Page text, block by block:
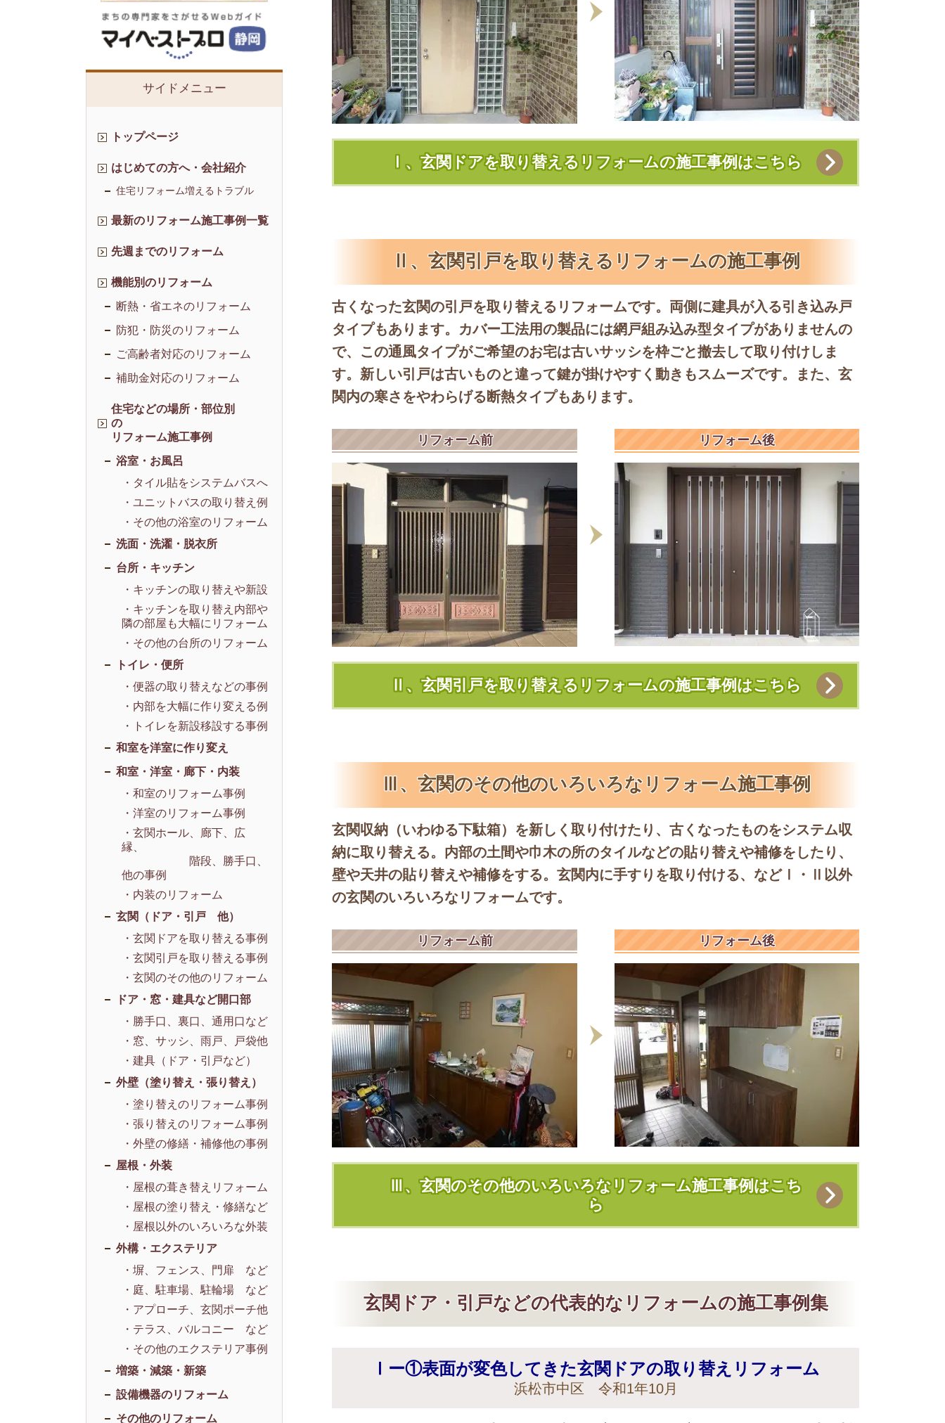
Ⅰ、玄関ドアを取り替えるリフォームの施工事例はこちら
Ⅱ、玄関引戸を取り替えるリフォームの施工事例
古くなった玄関の引戸を取り替えるリフォームです。両側に建具が入る引き込み戸
タイプもあります。カバー工法用の製品には網戸組み込み型タイプがありませんの
で、この通風タイプがご希望のお宅は古いサッシを枠ごと撤去して取り付けしま
す。新しい引戸は古いものと違って鍵が掛けやすく動きもスムーズです。また、玄
関内の寒さをやわらげる断熱タイプもあります。
リフォーム前 リフォーム後
Ⅱ、玄関引戸を取り替えるリフォームの施工事例はこちら
Ⅲ、玄関のその他のいろいろなリフォーム施工事例
玄関収納（いわゆる下駄箱）を新しく取り付けたり、古くなったものをシステム収
納に取り替える。内部の土間や巾木の所のタイルなどの貼り替えや補修をしたり、
壁や天井の貼り替えや補修をする。玄関内に手すりを取り付ける、などⅠ・Ⅱ以外
の玄関のいろいろなリフォームです。
リフォーム前 リフォーム後
Ⅲ、玄関のその他のいろいろなリフォーム施工事例はこち
ら
玄関ドア・引戸などの代表的なリフォームの施工事例集
Ⅰー①表面が変色してきた玄関ドアの取り替えリフォーム
浜松市中区 令和1年10月
サイドメニュー
トップページ
はじめての方へ・会社紹介
住宅リフォーム増えるトラブル
最新のリフォーム施工事例一覧
先週までのリフォーム
機能別のリフォーム
断熱・省エネのリフォーム
防犯・防災のリフォーム
ご高齢者対応のリフォーム
補助金対応のリフォーム
住宅などの場所・部位別
の
リフォーム施工事例
浴室・お風呂
・タイル貼をシステムバスへ
・ユニットバスの取り替え例
・その他の浴室のリフォーム
洗面・洗濯・脱衣所
台所・キッチン
・キッチンの取り替えや新設
・キッチンを取り替え内部や
隣の部屋も大幅にリフォーム
・その他の台所のリフォーム
トイレ・便所
・便器の取り替えなどの事例
・内部を大幅に作り変える例
・トイレを新設移設する事例
和室を洋室に作り変え
和室・洋室・廊下・内装
・和室のリフォーム事例
・洋室のリフォーム事例
・玄関ホール、廊下、広
縁、
階段、勝手口、
他の事例
・内装のリフォーム
玄関（ドア・引戸 他）
・玄関ドアを取り替える事例
・玄関引戸を取り替える事例
・玄関のその他のリフォーム
ドア・窓・建具など開口部
・勝手口、裏口、通用口など
・窓、サッシ、雨戸、戸袋他
・建具（ドア・引戸など）
外壁（塗り替え・張り替え）
・塗り替えのリフォーム事例
・張り替えのリフォーム事例
・外壁の修繕・補修他の事例
屋根・外装
・屋根の葺き替えリフォーム
・屋根の塗り替え・修繕など
・屋根以外のいろいろな外装
外構・エクステリア
・塀、フェンス、門扉 など
・庭、駐車場、駐輪場 など
・アプローチ、玄関ポーチ他
・テラス、バルコニー など
・その他のエクステリア事例
増築・減築・新築
設備機器のリフォーム
その他のリフォーム